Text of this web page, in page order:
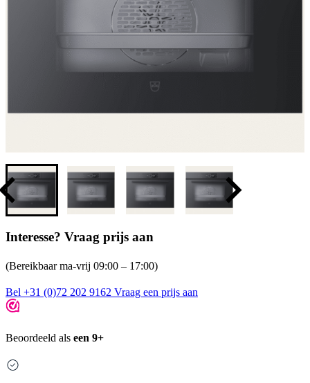
Interesse? Vraag prijs aan
(Bereikbaar ma-vrij 09:00 – 17:00)
Bel +31 (0)72 202 9162 Vraag een prijs aan
Beoordeeld als een 9+